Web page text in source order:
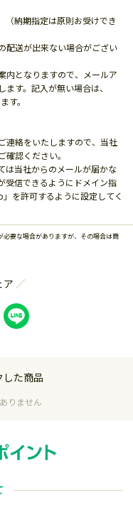
納期指定は原則お受けでき
配送が出来ない場合がござい
内となりますので、メールア
す。記入が無い場合は、
す。
連絡をいたしますので、当社
認ください。
は当社からのメールが届かな
受信できるようにドメイン指
を許可するように設定してく
要な場合がありますが、その場合は商
ア
した商品
りません